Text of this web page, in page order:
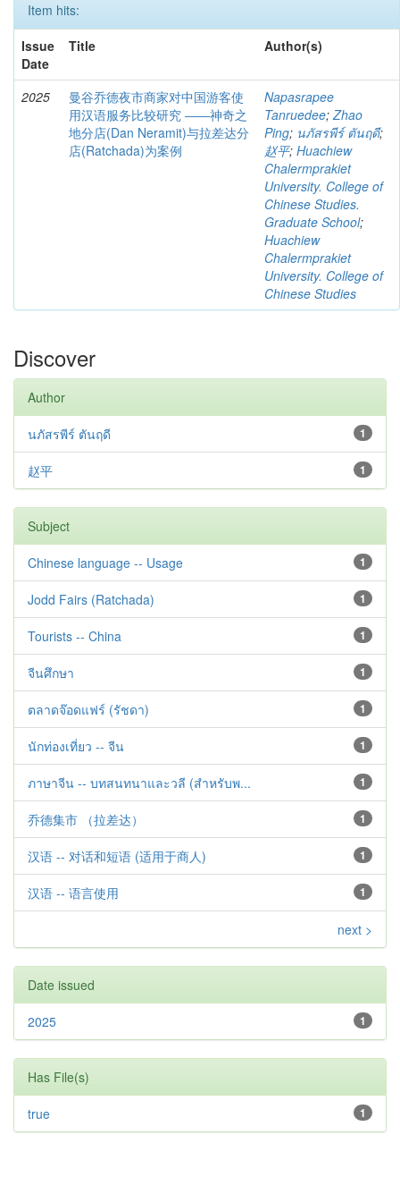
Item hits:
Issue
Date
Title Author(s)
2025
曼谷乔德夜市商家对中国游客使
用汉语服务比较研究 ――神奇之
地分店(Dan Neramit)与拉差达分
店(Ratchada)为案例
Napasrapee
Tanruedee;Zhao
Ping; นภัสรพีร์ ตันฤดี;
赵平; Huachiew
Chalermprakiet
University. College of
Chinese Studies.
Graduate School;
Huachiew
Chalermprakiet
University. College of
Chinese Studies
Discover
Author
1
นภัสรพีร์ ตันฤดี
1
赵平
Subject
1
Chinese language -- Usage
1
Jodd Fairs (Ratchada)
1
Tourists -- China
1
จีนศึกษา
1
ตลาดจ๊อดแฟร์ (รัชดา)
1
นักท่องเที่ยว -- จีน
1
ภาษาจีน -- บทสนทนาและวลี (สำหรับพ...
1
乔德集市 （拉差达）
1
汉语 -- 对话和短语 (适用于商人)
1
汉语 -- 语言使用
next >
Date issued
1
2025
Has File(s)
1
true